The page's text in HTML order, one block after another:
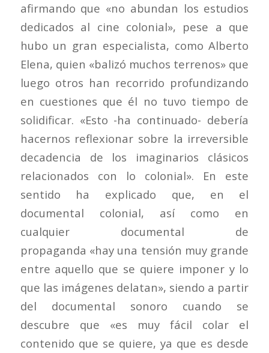
afirmando que «no abundan los estudios
dedicados al cine colonial», pese a que
hubo un gran especialista, como Alberto
Elena, quien «balizó muchos terrenos» que
luego otros han recorrido profundizando
en cuestiones que él no tuvo tiempo de
solidificar. «Esto -ha continuado- debería
hacernos reflexionar sobre la irreversible
decadencia de los imaginarios clásicos
relacionados con lo colonial». En este
sentido ha explicado que, en el
documental colonial, así como en
cualquier documental de
propaganda «hay una tensión muy grande
entre aquello que se quiere imponer y lo
que las imágenes delatan», siendo a partir
del documental sonoro cuando se
descubre que «es muy fácil colar el
contenido que se quiere, ya que es desde